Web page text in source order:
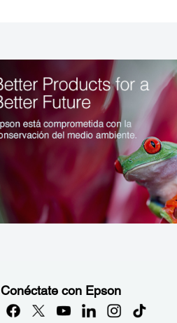
Conéctate con Epson